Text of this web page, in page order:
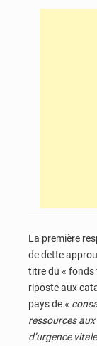
La première
de dette
titre du « fonds
riposte aux
pays de «
ressources
d’urgence vitale